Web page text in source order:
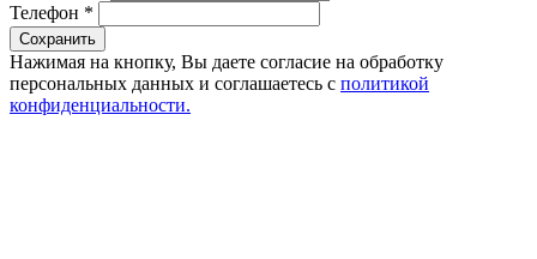
Телефон *
Сохранить
Нажимая на кнопку, Вы даете согласие на обработку
персональных данных и соглашаетесь с политикой
конфиденциальности.